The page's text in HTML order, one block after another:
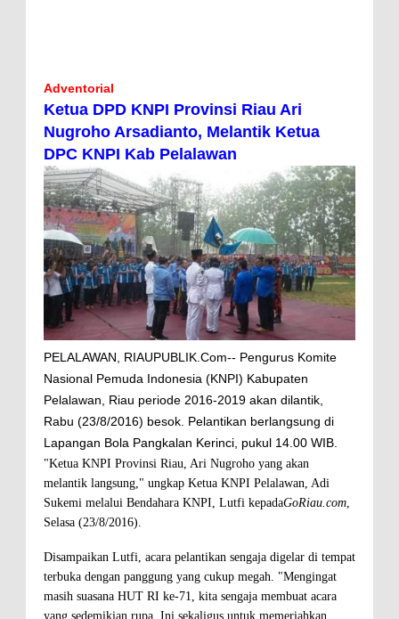
Adventorial
Ketua DPD KNPI Provinsi Riau Ari
Nugroho Arsadianto, Melantik Ketua
DPC KNPI Kab Pelalawan
PELALAWAN, RIAUPUBLIK.Com-- Pengurus Komite
Nasional Pemuda Indonesia (KNPI) Kabupaten
Pelalawan, Riau periode 2016-2019 akan dilantik,
Rabu (23/8/2016) besok. Pelantikan berlangsung di
Lapangan Bola Pangkalan Kerinci, pukul 14.00 WIB.
"Ketua KNPI Provinsi Riau, Ari Nugroho yang akan
melantik langsung," ungkap Ketua KNPI Pelalawan, Adi
Sukemi melalui Bendahara KNPI, Lutfi kepadaGoRiau.com,
Selasa (23/8/2016).
Disampaikan Lutfi, acara pelantikan sengaja digelar di tempat
terbuka dengan panggung yang cukup megah. "Mengingat
masih suasana HUT RI ke-71, kita sengaja membuat acara
yang sedemikian rupa. Ini sekaligus untuk memeriahkan